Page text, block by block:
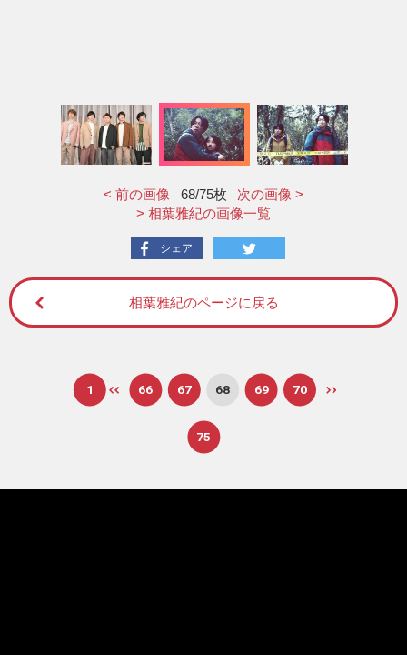
< 前の画像 68/75枚
次の画像 >
> 相葉雅紀の画像一覧
シェア
相葉雅紀のページに戻る
1 66 67 68 69 70
75